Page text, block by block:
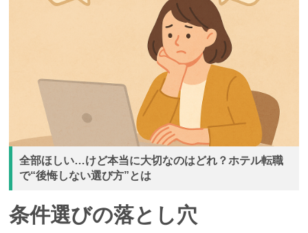
全部ほしい…けど本当に大切なのはどれ？ホテル転職
で“後悔しない選び方”とは
条件選びの落とし穴